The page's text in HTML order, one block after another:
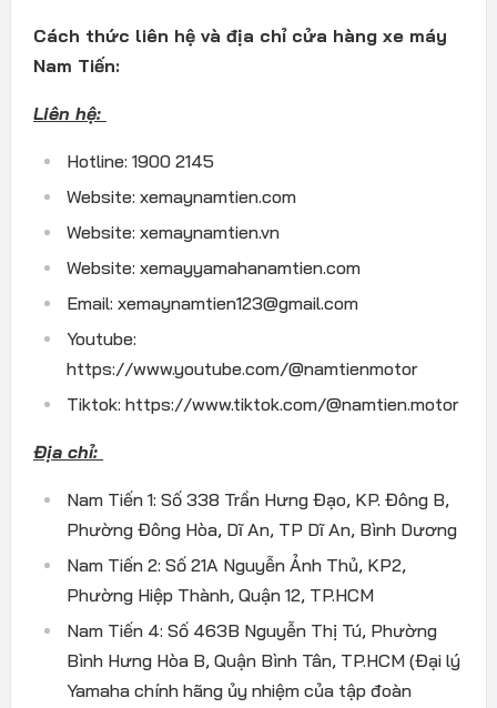
Cách thức liên hệ và địa chỉ cửa hàng xe máy
Nam Tiến:
Liên hệ:
Hotline: 1900 2145
Website: xemaynamtien.com
Website: xemaynamtien.vn
Website: xemayyamahanamtien.com
Email: xemaynamtien123@gmail.com
Youtube:
https://www.youtube.com/@namtienmotor
Tiktok: https://www.tiktok.com/@namtien.motor
Địa chỉ:
Nam Tiến 1: Số 338 Trần Hưng Đạo, KP. Đông B,
Phường Đông Hòa, Dĩ An, TP Dĩ An, Bình Dương
Nam Tiến 2: Số 21A Nguyễn Ảnh Thủ, KP2,
Phường Hiệp Thành, Quận 12, TP.HCM
Nam Tiến 4: Số 463B Nguyễn Thị Tú, Phường
Bình Hưng Hòa B, Quận Bình Tân, TP.HCM (Đại lý
Yamaha chính hãng ủy nhiệm của tập đoàn